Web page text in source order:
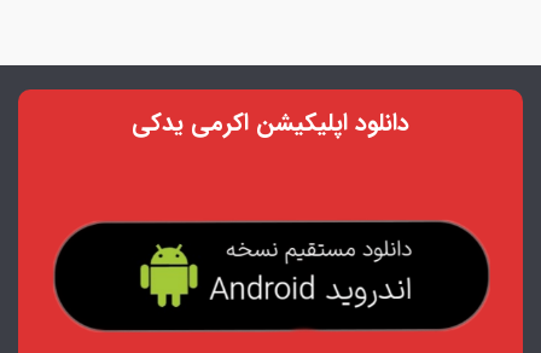
دانلود اپلیکیشن اکرمی یدکی